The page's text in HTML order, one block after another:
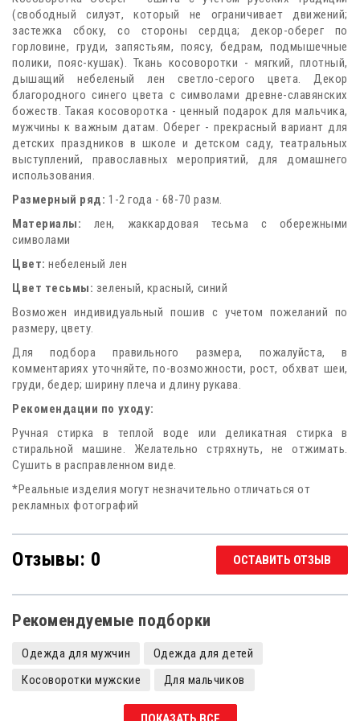
(свободный силуэт, который не ограничивает движений;
застежка сбоку, со стороны сердца; декор-оберег по
горловине, груди, запястьям, поясу, бедрам, подмышечные
полики, пояс-кушак). Ткань косоворотки - мягкий, плотный,
дышащий небеленый лен светло-серого цвета. Декор
благородного синего цвета с символами древне-славянских
божеств. Такая косоворотка - ценный подарок для мальчика,
мужчины к важным датам. Оберег - прекрасный вариант для
детских праздников в школе и детском саду, театральных
выступлений, православных мероприятий, для домашнего
использования.
Размерный ряд: 1-2 года - 68-70 разм.
Материалы: лен, жаккардовая тесьма с обережными
символами
Цвет: небеленый лен
Цвет тесьмы: зеленый, красный, синий
Возможен индивидуальный пошив с учетом пожеланий по
размеру, цвету.
Для подбора правильного размера, пожалуйста, в
комментариях уточняйте, по-возможности, рост, обхват шеи,
груди, бедер; ширину плеча и длину рукава.
Рекомендации по уходу:
Ручная стирка в теплой воде или деликатная стирка в
стиральной машине. Желательно стряхнуть, не отжимать.
Сушить в расправленном виде.
*Реальные изделия могут незначительно отличаться от
рекламных фотографий
Отзывы: 0 ОСТАВИТЬ ОТЗЫВ
Рекомендуемые подборки
Одежда для мужчин
Одежда для детей
Косоворотки мужские
Для мальчиков
Косоворотки для мальчиков
Косоворотки Оберег